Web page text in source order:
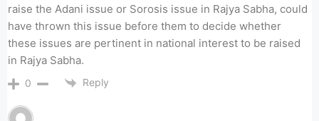
raise the Adani issue or Sorosis issue in Rajya Sabha, could
have thrown this issue before them to decide whether
these issues are pertinent in national interest to be raised
in Rajya Sabha.
0 Reply